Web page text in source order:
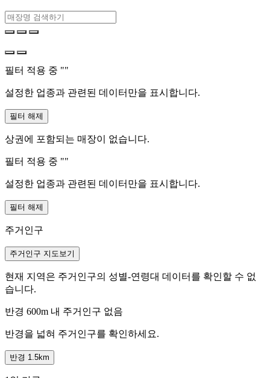
필터 적용 중 ""
설정한 업종과 관련된 데이터만을 표시합니다.
필터 해제
상권에 포함되는 매장이 없습니다.
필터 적용 중 ""
설정한 업종과 관련된 데이터만을 표시합니다.
필터 해제
주거인구
주거인구 지도보기
현재 지역은 주거인구의 성별-연령대 데이터를 확인할 수 없
습니다.
반경 600m 내 주거인구 없음
반경을 넓혀 주거인구를 확인하세요.
반경 1.5km